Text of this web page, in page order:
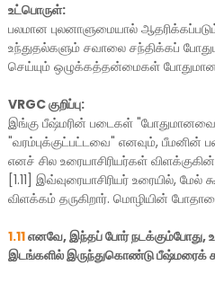
உட்பொருள்:
பலமான புலனாளுமையால்
உந்துதல்களும் சவாலை சந்திக்கப்
செய்யும் ஒழுக்கத்தன்மைகள்
VRGC குறிப்பு:
இங்கு பீஷ்மரின் படைகள் "
"வரம்புக்குட்பட்டவை" எனவும், பீமனின்
எனச் சில உரையாசிரியர்கள்
[1.11] இவ்வுரையாசிரியர் உரையில்,
விளக்கம் தருகிறார். மொழியின்
1.11எனவே, இந்தப் போர்
இடங்களில் இருந்துகொண்டு பீஷ்மரைக்